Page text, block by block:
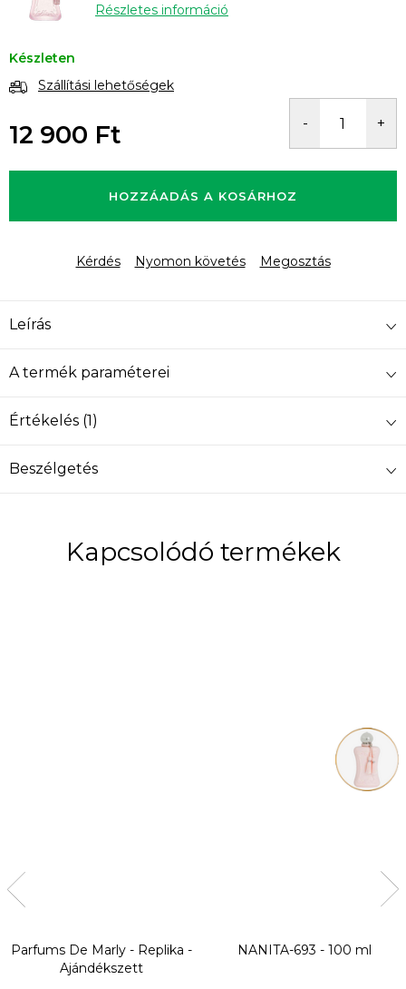
Részletes információ
Készleten
Szállítási lehetőségek
12 900 Ft
HOZZÁADÁS A KOSÁRHOZ
Kérdés Nyomon követés Megosztás
Leírás
A termék paraméterei
Értékelés (1)
Beszélgetés
Kapcsolódó termékek
Parfums De Marly - Replika -
Ajándékszett
NANITA-693 - 100 ml